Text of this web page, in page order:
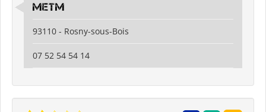
metm
93110 - Rosny-sous-Bois
07 52 54 54 14